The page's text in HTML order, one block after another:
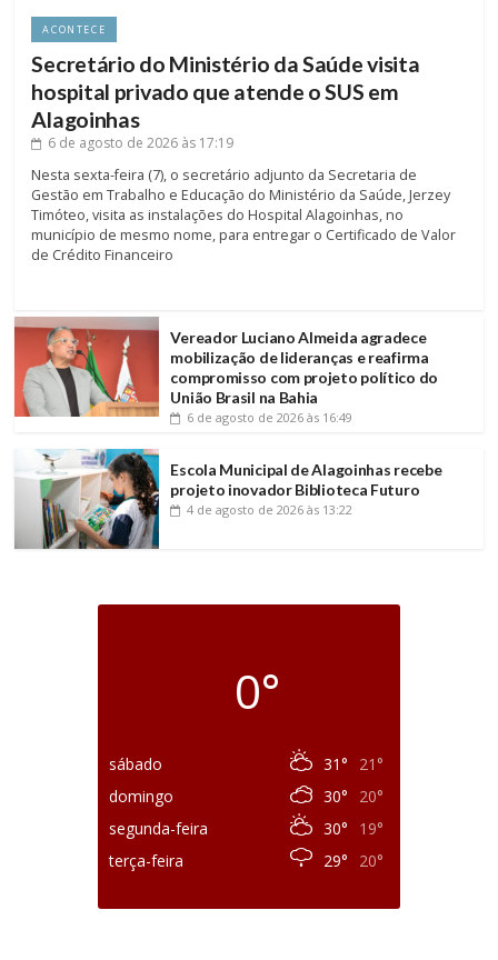
ACONTECE
Secretário do Ministério da Saúde visita
hospital privado que atende o SUS em
Alagoinhas
6 de agosto de 2026 às 17:19
Nesta sexta-feira (7), o secretário adjunto da Secretaria de
Gestão em Trabalho e Educação do Ministério da Saúde, Jerzey
Timóteo, visita as instalações do Hospital Alagoinhas, no
município de mesmo nome, para entregar o Certificado de Valor
de Crédito Financeiro
Vereador Luciano Almeida agradece
mobilização de lideranças e reafirma
compromisso com projeto político do
União Brasil na Bahia
6 de agosto de 2026 às 16:49
Escola Municipal de Alagoinhas recebe
projeto inovador Biblioteca Futuro
4 de agosto de 2026 às 13:22
0°
sábado 31°
21°
domingo
30°
20°
segunda-feira
30°
19°
terça-feira
29° 20°